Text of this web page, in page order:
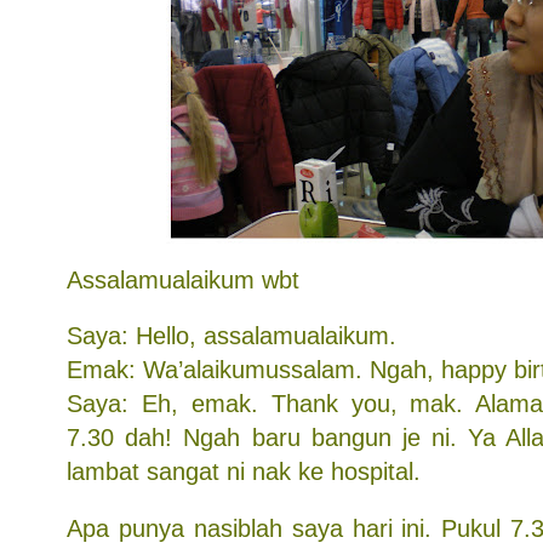
Assalamualaikum wbt
Saya: Hello, assalamualaikum.
Emak: Wa’alaikumussalam. Ngah, happy
Saya: Eh, emak. Thank you, mak.
7.30 dah! Ngah baru bangun je ni. Ya
lambat sangat ni nak ke hospital.
Apa punya nasiblah saya hari ini. Pukul